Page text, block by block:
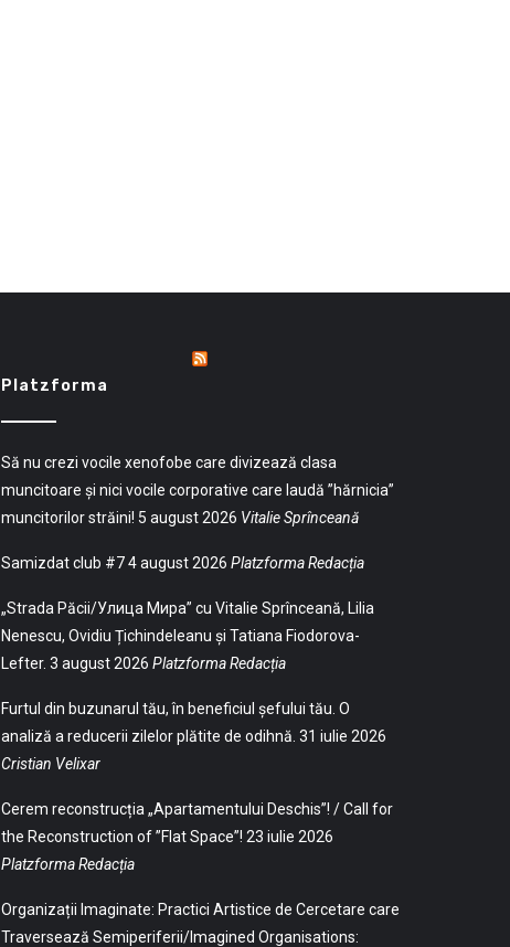
Platzforma
Să nu crezi vocile xenofobe care divizează clasa
muncitoare și nici vocile corporative care laudă ”hărnicia”
muncitorilor străini! 5 august 2026 Vitalie Sprînceană
Samizdat club #7 4 august 2026 Platzforma Redacția
„Strada Păcii/Улица Мира” cu Vitalie Sprînceană, Lilia
Nenescu, Ovidiu Țichindeleanu și Tatiana Fiodorova-
Lefter. 3 august 2026 Platzforma Redacția
Furtul din buzunarul tău, în beneficiul șefului tău. O
analiză a reducerii zilelor plătite de odihnă. 31 iulie 2026
Cristian Velixar
Cerem reconstrucția „Apartamentului Deschis”! / Call for
the Reconstruction of ”Flat Space”! 23 iulie 2026
Platzforma Redacția
Organizații Imaginate: Practici Artistice de Cercetare care
Traversează Semiperiferii/Imagined Organisations: